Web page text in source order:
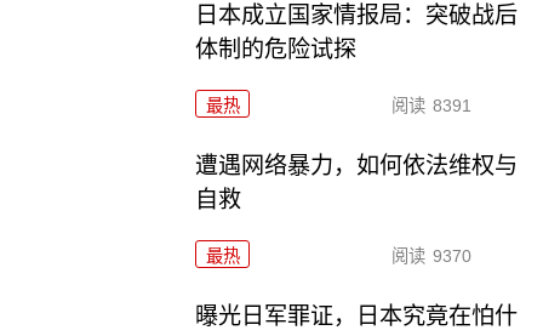
日本成立国家情报局：突破战后
体制的危险试探
最热 阅读 8391
遭遇网络暴力，如何依法维权与
自救
最热 阅读 9370
曝光日军罪证，日本究竟在怕什